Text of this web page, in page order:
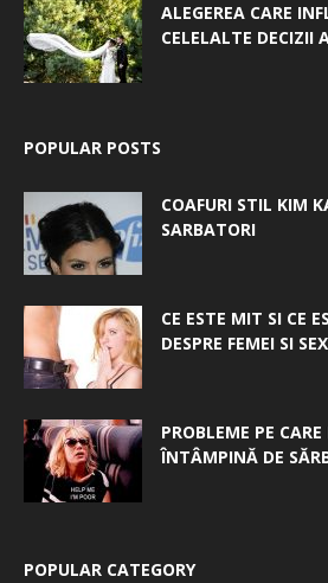
ALEGEREA CARE
CELELALTE DECIZII
POPULAR POSTS
COAFURI STIL KIM
SARBATORI
CE ESTE MIT SI CE
DESPRE FEMEI SI
PROBLEME PE
ÎNTÂMPINĂ DE
POPULAR CATEGORY